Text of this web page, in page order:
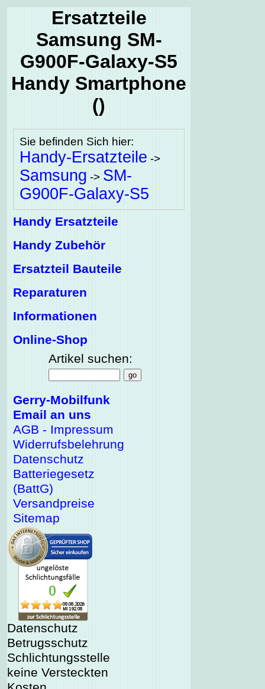
Ersatzteile
Samsung SM-
G900F-Galaxy-S5
Handy Smartphone
()
Sie befinden Sich hier:
Handy-Ersatzteile ->
Samsung -> SM-
G900F-Galaxy-S5
Handy Ersatzteile
Handy Zubehör
Ersatzteil Bauteile
Reparaturen
Informationen
Online-Shop
Artikel suchen:
Gerry-Mobilfunk
Email an uns
AGB - Impressum
Widerrufsbelehrung
Datenschutz
Batteriegesetz
(BattG)
Versandpreise
Sitemap
Datenschutz
Betrugsschutz
Schlichtungsstelle
keine Versteckten